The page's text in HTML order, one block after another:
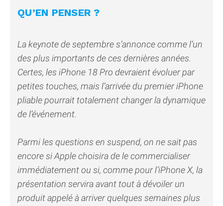
QU’EN PENSER ?
La keynote de septembre s’annonce comme l’un
des plus importants de ces dernières années.
Certes, les iPhone 18 Pro devraient évoluer par
petites touches, mais l’arrivée du premier iPhone
pliable pourrait totalement changer la dynamique
de l’événement.
Parmi les questions en suspend, on ne sait pas
encore si Apple choisira de le commercialiser
immédiatement ou si, comme pour l’iPhone X, la
présentation servira avant tout à dévoiler un
produit appelé à arriver quelques semaines plus